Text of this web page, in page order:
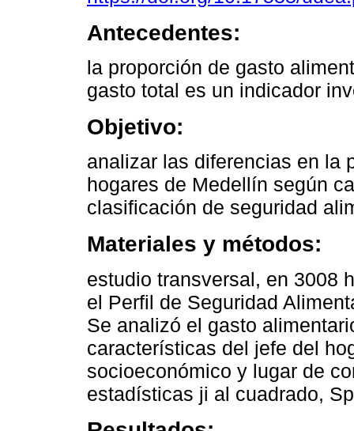
Antecedentes:
la proporción de gasto
gasto total es un indicador
Objetivo:
analizar las diferencias en la
hogares de Medellín según
clasificación de seguridad
Materiales y métodos:
estudio transversal, en 3008
el Perfil de Seguridad
Se analizó el gasto
características del jefe del
socioeconómico y lugar de
estadísticas ji al cuadrado,